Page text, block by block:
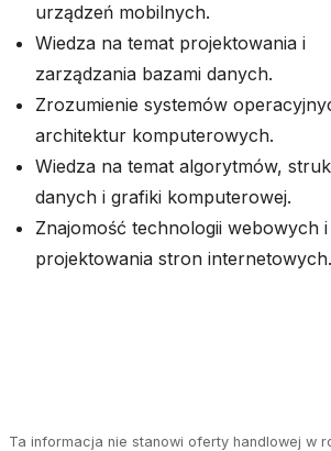
urządzeń mobilnych.
Wiedza na temat projektowania i
zarządzania bazami danych.
Zrozumienie systemów
architektur komputerowych.
Wiedza na temat algorytmów,
danych i grafiki komputerowej.
Znajomość technologii webowych i
projektowania stron internetowych.
Ta informacja nie stanowi oferty handlowej w